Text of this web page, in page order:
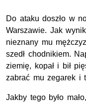
Do ataku doszło w
Warszawie. Jak
nieznany mu
szedł chodnikiem.
ziemię, kopał i bił
zabrać mu zegarek i
Jakby tego było